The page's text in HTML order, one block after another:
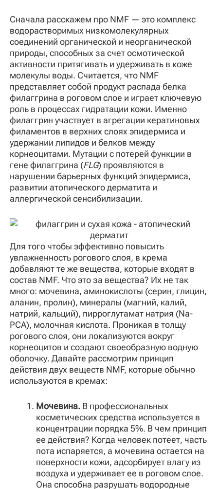
Сначала расскажем про NMF — это комплекс
водорастворимых низкомолекулярных
соединений органической и неорганической
природы, способных за счет осмотической
активности притягивать и удерживать в коже
молекулы воды. Считается, что NMF
представляет собой продукт распада белка
филаггрина в роговом слое и играет ключевую
роль в процессах гидратации кожи. Именно
филаггрин участвует в агрегации кератиновых
филаментов в верхних слоях эпидермиса и
удержании липидов и белков между
корнеоцитами. Мутации с потерей функции в
гене филаггрина (FLG) проявляются в
нарушении барьерных функций эпидермиса,
развитии атопического дерматита и
аллергической сенсибилизации.
Для того чтобы эффективно повысить
увлажненность рогового слоя, в крема
добавляют те же вещества, которые входят в
состав NMF. Что это за вещества? Их не так
много: мочевина, аминокислоты (серин, глицин,
аланин, пролин), минералы (магний, калий,
натрий, кальций), пирроглутамат натрия (Na-
РСА), молочная кислота. Проникая в толщу
рогового слоя, они локализуются вокруг
корнеоцитов и создают своеобразную водную
оболочку. Давайте рассмотрим принцип
действия двух веществ NMF, которые обычно
используются в кремах:
Мочевина. В профессиональных
косметических средства используется в
концентрации порядка 5%. В чем принцип
ее действия? Когда человек потеет, часть
пота испаряется, а мочевина остается на
поверхности кожи, адсорбирует влагу из
воздуха и удерживает ее в роговом слое.
Она способна разрушать водородные